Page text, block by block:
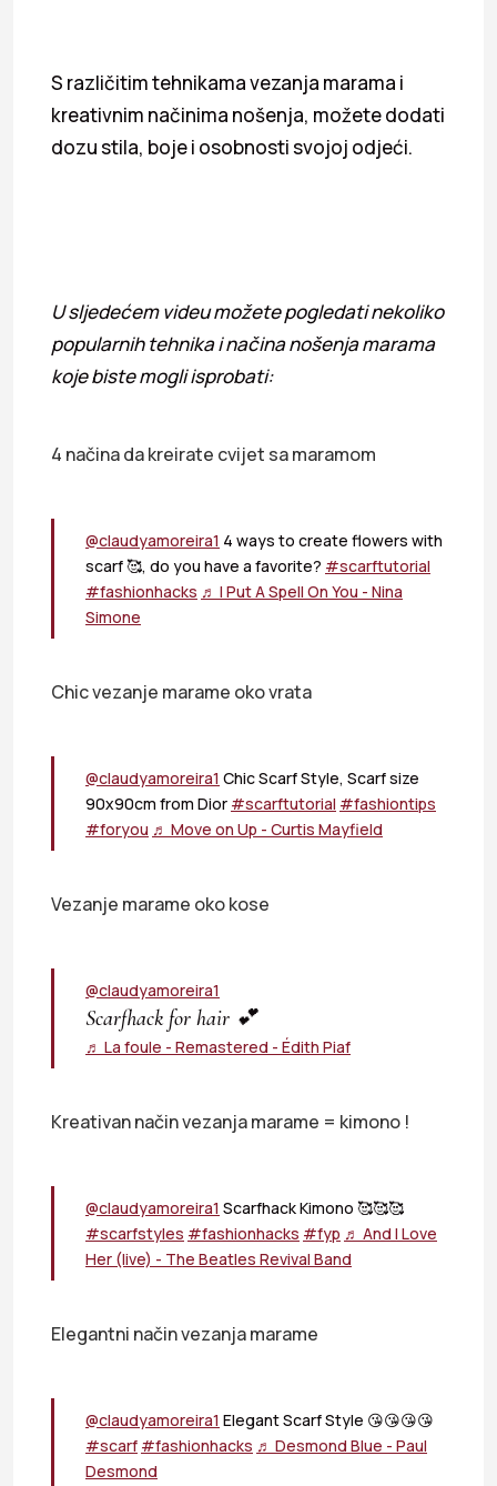
S različitim tehnikama vezanja marama i
kreativnim načinima nošenja, možete dodati
dozu stila, boje i osobnosti svojoj odjeći.
U sljedećem videu možete pogledati nekoliko
popularnih tehnika i načina nošenja marama
koje biste mogli isprobati:
4 načina da kreirate cvijet sa maramom
@claudyamoreira1 4 ways to create flowers with
scarf 🥰, do you have a favorite? #scarftutorial
#fashionhacks ♬ I Put A Spell On You - Nina
Simone
Chic vezanje marame oko vrata
@claudyamoreira1 Chic Scarf Style, Scarf size
90x90cm from Dior #scarftutorial #fashiontips
#foryou ♬ Move on Up - Curtis Mayfield
Vezanje marame oko kose
@claudyamoreira1
Scarfhack for hair 💕
♬ La foule - Remastered - Édith Piaf
Kreativan način vezanja marame = kimono !
@claudyamoreira1 Scarfhack Kimono 🥰🥰🥰
#scarfstyles #fashionhacks #fyp ♬ And I Love
Her (live) - The Beatles Revival Band
Elegantni način vezanja marame
@claudyamoreira1 Elegant Scarf Style 😘😘😘😘
#scarf #fashionhacks ♬ Desmond Blue - Paul
Desmond